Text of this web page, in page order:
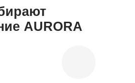
AURORA